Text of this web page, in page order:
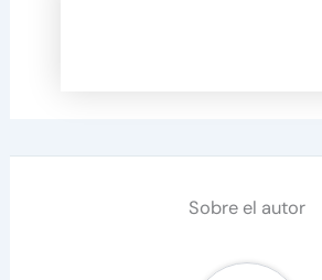
Sobre el autor